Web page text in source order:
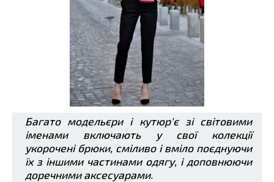
Багато модельєри і кутюр'є зі світовими
іменами включають у свої колекції
укорочені брюки, сміливо і вміло поєднуючи
їх з іншими частинами одягу, і доповнюючи
доречними аксесуарами.